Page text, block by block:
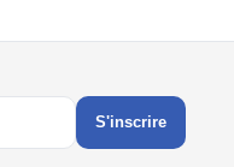
S'inscrire